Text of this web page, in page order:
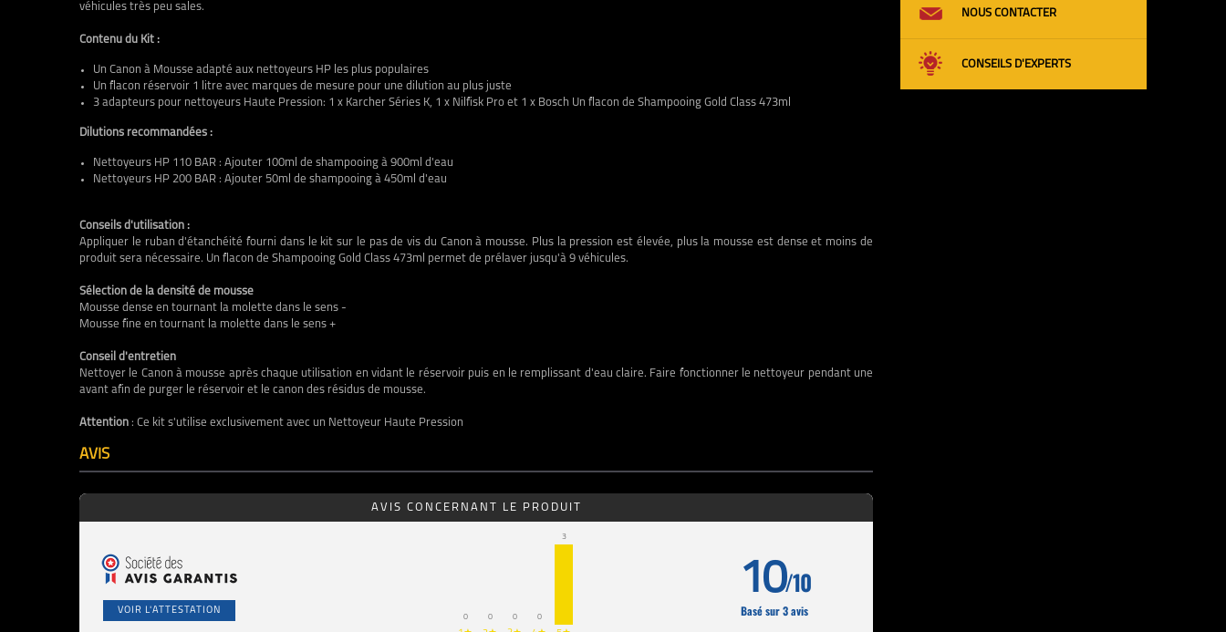
véhicules très peu sales.
Contenu du Kit :
Un Canon à Mousse adapté aux nettoyeurs HP les plus populaires
Un flacon réservoir 1 litre avec marques de mesure pour une dilution au plus juste
3 adapteurs pour nettoyeurs Haute Pression: 1 x Karcher Séries K, 1 x Nilfisk Pro et 1 x Bosch Un flacon de Shampooing Gold Class 473ml
Dilutions recommandées :
Nettoyeurs HP 110 BAR : Ajouter 100ml de shampooing à 900ml d'eau
Nettoyeurs HP 200 BAR : Ajouter 50ml de shampooing à 450ml d'eau
Conseils d'utilisation :
Appliquer le ruban d'étanchéité fourni dans le kit sur le pas de vis du Canon à mousse. Plus la pression est élevée, plus la mousse est dense et moins de
produit sera nécessaire. Un flacon de Shampooing Gold Class 473ml permet de prélaver jusqu'à 9 véhicules.
Sélection de la densité de mousse
Mousse dense en tournant la molette dans le sens -
Mousse fine en tournant la molette dans le sens +
Conseil d'entretien
Nettoyer le Canon à mousse après chaque utilisation en vidant le réservoir puis en le remplissant d'eau claire. Faire fonctionnerle nettoyeur pendant une
avant afin de purger le réservoir et le canon des résidus de mousse.
Attention : Ce kit s'utilise exclusivement avec un Nettoyeur Haute Pression
AVIS
AVIS CONCERNANT LE PRODUIT
VOIR L'ATTESTATION
0 0 0 0
3
10/10
Basé sur 3 avis
NOUS CONTACTER
CONSEILS D'EXPERTS